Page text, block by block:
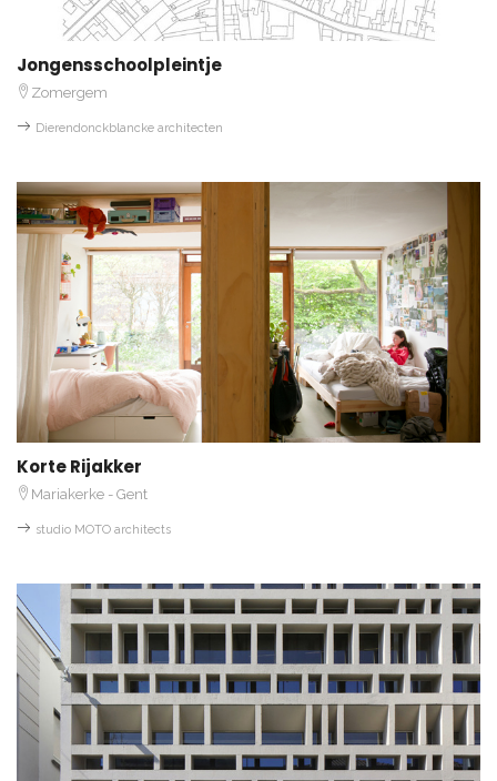
Jongensschoolpleintje
Zomergem
Dierendonckblancke architecten
Korte Rijakker
Mariakerke - Gent
studio MOTO architects